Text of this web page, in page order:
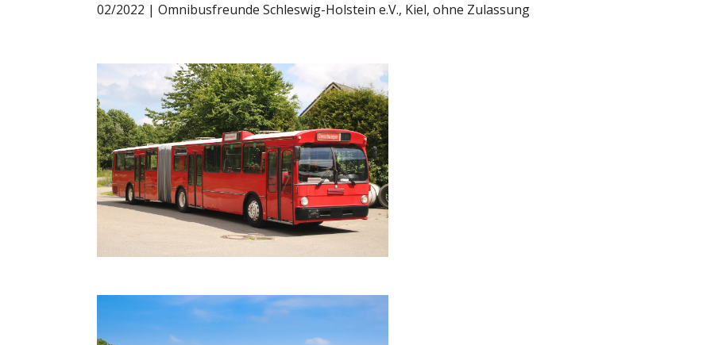
02/2022 | Omnibusfreunde Schleswig-Holstein e.V., Kiel, ohne Zulassung